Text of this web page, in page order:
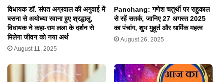
विधायक डॉ. संपत अग्रवाल की अगुवाई में
बसना से अयोध्या रवाना हुए श्रद्धालु,
विधायक ने कहा-राम लला के दर्शन से
मिलेगा जीवन को नया अर्थ
August 11, 2025
Panchang: गणेश चतुर्थी पर राहुकाल
से रहें सतर्क, जानिए 27 अगस्त 2025
का पंचांग, शुभ मुहूर्त और धार्मिक महत्व
August 26, 2025